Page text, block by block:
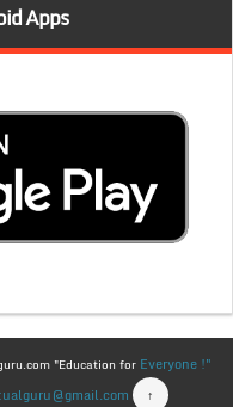
Apps
"Education for Everyone !"
↑